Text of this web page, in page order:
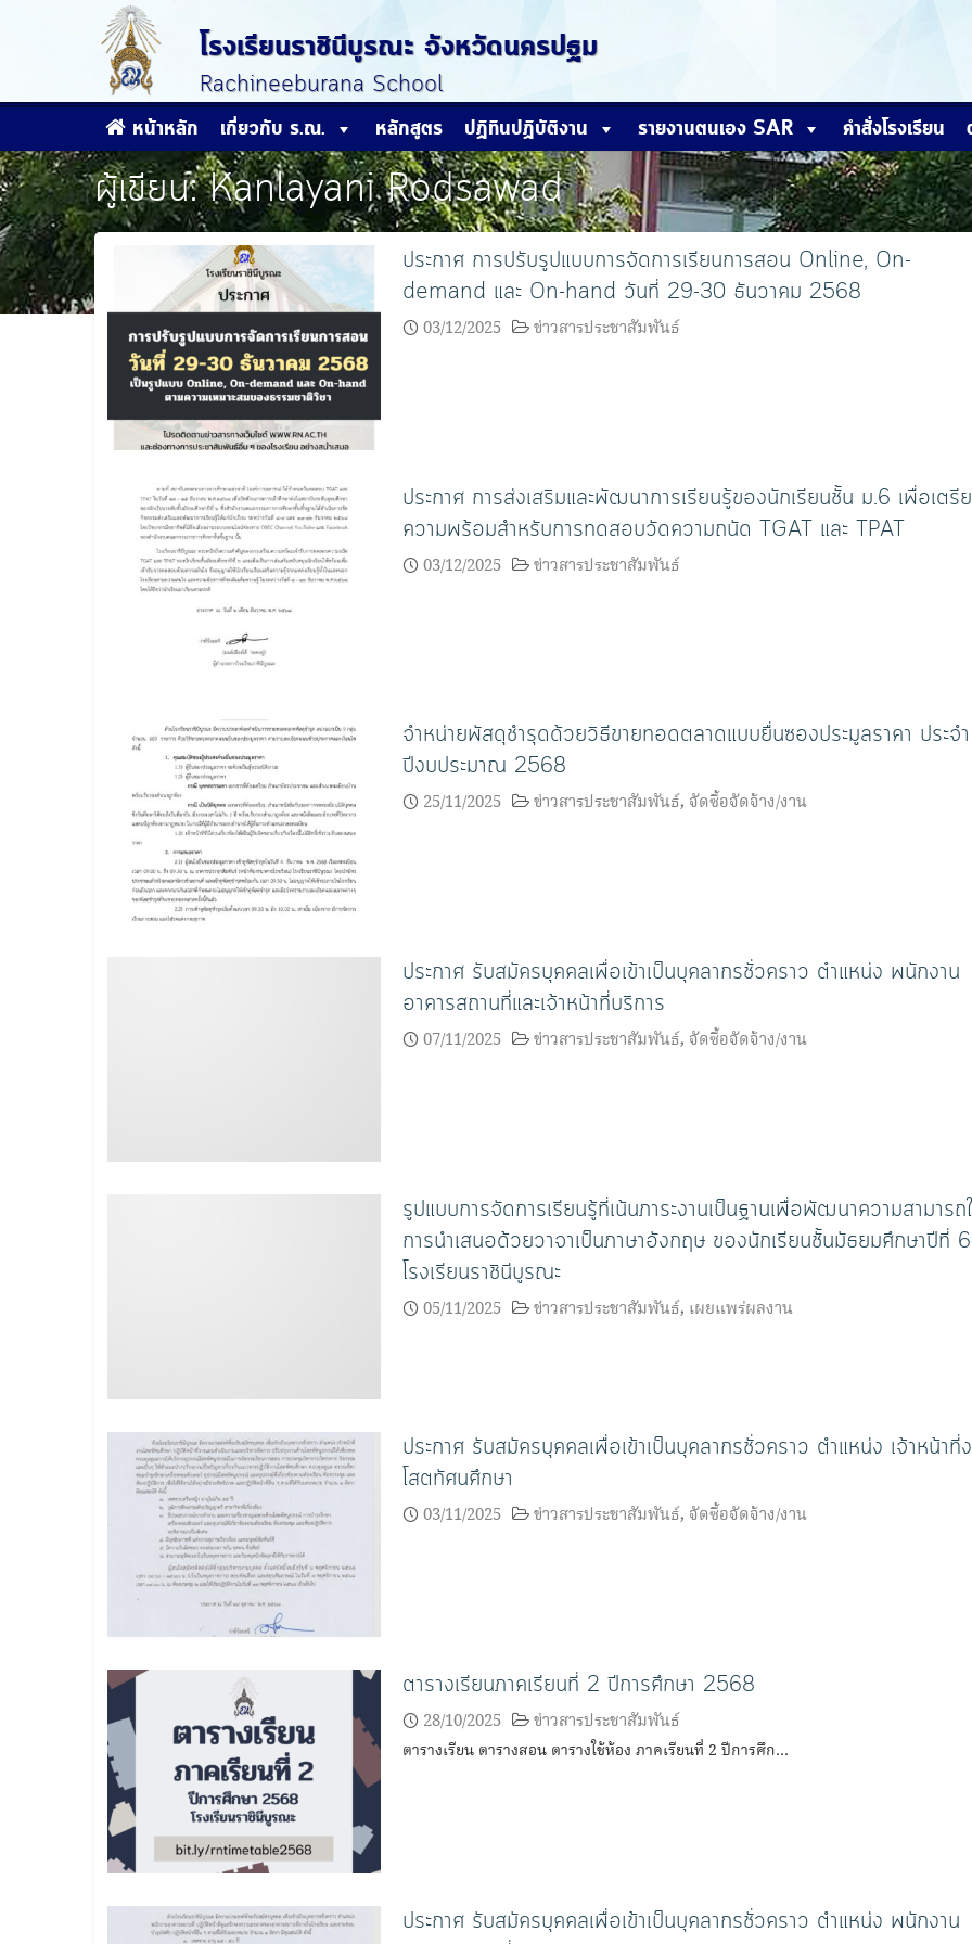
โรงเรียนราชินีบูรณะ จังหวัดนครปฐม
Rachineeburana School
หน้าหลัก
เกี่ยวกับ ร.ณ. หลักสูตร ปฏิทินปฏิบัติงาน รายงานตนเอง SAR คำสั่งโรงเรียน
ผู้เขียน:Kanlayani Rodsawad
ประกาศ การปรับรูปแบบการจัดการเรียนการสอน Online, On-
demand และ On-hand วันที่ 29-30 ธันวาคม 2568
03/12/2025 ข่าวสารประชาสัมพันธ์
ประกาศ การส่งเสริมและพัฒนาการเรียนรู้ของนักเรียนชั้น ม.6 เพื่อเตรี
ความพร้อมสำหรับการทดสอบวัดความถนัด TGAT และ TPAT
03/12/2025 ข่าวสารประชาสัมพันธ์
จำหน่ายพัสดุชำรุดด้วยวิธีขายทอดตลาดแบบยื่นซองประมูลราคา ประจำ
ปีงบประมาณ 2568
25/11/2025 ข่าวสารประชาสัมพันธ์, จัดซื้อจัดจ้าง/งาน
ประกาศ รับสมัครบุคคลเพื่อเข้าเป็นบุคลากรชั่วคราว ตำแหน่ง พนักงาน
อาคารสถานที่และเจ้าหน้าที่บริการ
07/11/2025 ข่าวสารประชาสัมพันธ์, จัดซื้อจัดจ้าง/งาน
รูปแบบการจัดการเรียนรู้ที่เน้นภาระงานเป็นฐานเพื่อพัฒนาความสามารถ
การนำเสนอด้วยวาจาเป็นภาษาอังกฤษ ของนักเรียนชั้นมัธยมศึกษาปีที่ 6
โรงเรียนราชินีบูรณะ
05/11/2025 ข่าวสารประชาสัมพันธ์, เผยแพร่ผลงาน
ประกาศ รับสมัครบุคคลเพื่อเข้าเป็นบุคลากรชั่วคราว ตำแหน่ง เจ้าหน้าที่
โสตทัศนศึกษา
03/11/2025 ข่าวสารประชาสัมพันธ์, จัดซื้อจัดจ้าง/งาน
ตารางเรียนภาคเรียนที่ 2 ปีการศึกษา 2568
28/10/2025 ข่าวสารประชาสัมพันธ์
ตารางเรียน ตารางสอน ตารางใช้ห้อง ภาคเรียนที่ 2 ปีการศึก…
ประกาศ รับสมัครบุคคลเพื่อเข้าเป็นบุคลากรชั่วคราว ตำแหน่ง พนักงาน